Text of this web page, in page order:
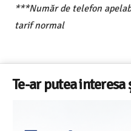
***Număr de telefon
tarif normal
Te-ar putea interesa